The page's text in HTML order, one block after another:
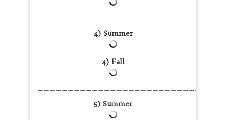
4) Summer
4) Fall
5) Summer